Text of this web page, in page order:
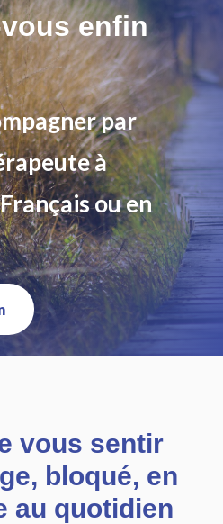
enfin
par
à
ou en
vous sentir
bloqué, en
au quotidien